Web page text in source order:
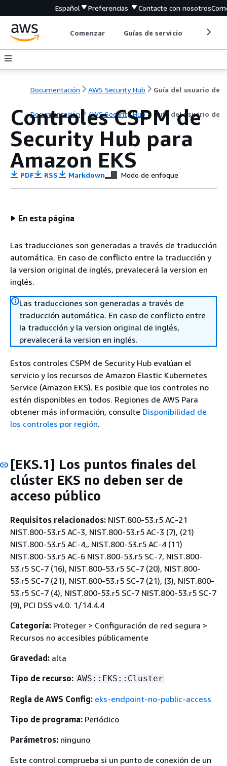
Español Preferencias Contacte con nosotros
Comenzar Guías de servicio
Documentación AWS Security Hub Guía del usuario de
Documentación AWS Security Hub Guía del usuario de
Controles CSPM de
Security Hub para
Amazon EKS
PDF RSS Markdown Modo de enfoque
En esta página
Las traducciones son generadas a través de traducción
automática. En caso de conflicto entre la traducción y
la version original de inglés, prevalecerá la version en
inglés.
Las traducciones son generadas a través de
traducción automática. En caso de conflicto entre
la traducción y la version original de inglés,
prevalecerá la version en inglés.
Estos controles CSPM de Security Hub evalúan el
servicio y los recursos de Amazon Elastic Kubernetes
Service (Amazon EKS). Es posible que los controles no
estén disponibles en todos. Regiones de AWS Para
obtener más información, consulte Disponibilidad de
los controles por región.
[EKS.1] Los puntos finales del
clúster EKS no deben ser de
acceso público
Requisitos relacionados: NIST.800-53.r5 AC-21
NIST.800-53.r5 AC-3, NIST.800-53.r5 AC-3 (7), (21)
NIST.800-53.r5 AC-4,, NIST.800-53.r5 AC-4 (11)
NIST.800-53.r5 AC-6 NIST.800-53.r5 SC-7, NIST.800-
53.r5 SC-7 (16), NIST.800-53.r5 SC-7 (20), NIST.800-
53.r5 SC-7 (21), NIST.800-53.r5 SC-7 (21), (3), NIST.800-
53.r5 SC-7 (4), NIST.800-53.r5 SC-7 NIST.800-53.r5 SC-7
(9), PCI DSS v4.0. 1/14.4.4
Categoría: Proteger > Configuración de red segura >
Recursos no accesibles públicamente
Gravedad: alta
Tipo de recurso: AWS::EKS::Cluster
Regla de AWS Config: eks-endpoint-no-public-access
Tipo de programa: Periódico
Parámetros: ninguno
Este control comprueba si un punto de conexión de un